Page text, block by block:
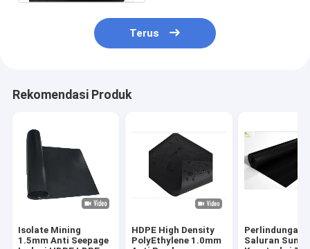
Terus
Rekomendasi Produk
Isolate Mining
1.5mm Anti Seepage
HDPE High Density
PolyEthylene 1.0mm
Perlindungan
Saluran